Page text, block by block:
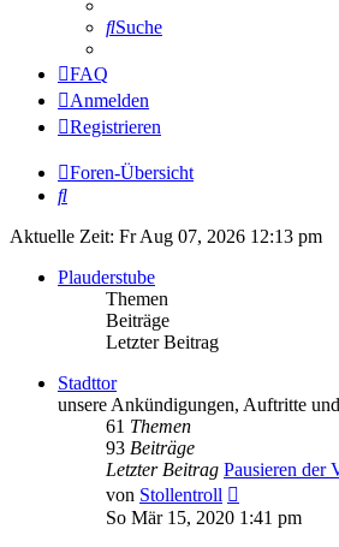
Suche
FAQ
Anmelden
Registrieren
Foren-Übersicht
Suche
Aktuelle Zeit: Fr Aug 07, 2026 12:13 pm
Plauderstube
Themen
Beiträge
Letzter Beitrag
Stadttor
unsere Ankündigungen, Auftritte
61 Themen
93 Beiträge
Letzter Beitrag Pausieren der
von Stollentroll
Beitrag
So Mär 15, 2020 1:41 pm